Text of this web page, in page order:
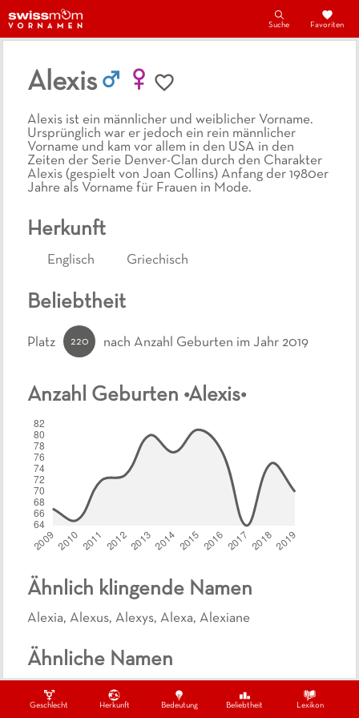
Geschlecht Herkunft Bedeutung Beliebtheit Lexikon
Suche Favoriten
Alexis
Alexis ist ein männlicher und weiblicher Vorname.
Ursprünglich war er jedoch ein rein männlicher
Vorname und kam vor allem in den USA in den
Zeiten der Serie Denver-Clan durch den Charakter
Alexis (gespielt von Joan Collins) Anfang der 1980er
Jahre als Vorname für Frauen in Mode.
Herkunft
Englisch Griechisch
Ähnlich klingende Namen
Alexia, Alexus, Alexys, Alexa, Alexiane
Ähnliche Namen
Beliebte, englische Jungennamen
Beliebtheit
Platz 220 nach Anzahl Geburten im Jahr 2019
Anzahl Geburten •Alexis•